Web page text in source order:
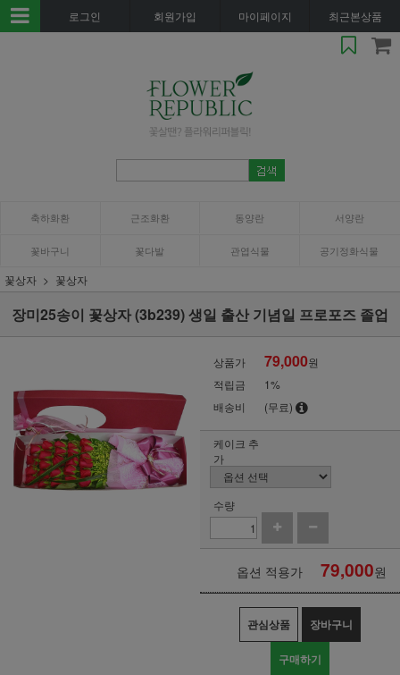
로그인 회원가입 마이페이지 최근본상품
축하화환 근조화환 동양란 서양란
꽃바구니 꽃다발 관엽식물 공기정화식물
꽃상자 꽃상자
장미25송이 꽃상자 (3b239) 생일 출산 기념일 프로포즈 졸업
상품가 79,000원
적립금
1%
배송비
(무료)
케이크 추
가
수량
옵션 적용가 79,000원
관심상품 장바구니
구매하기